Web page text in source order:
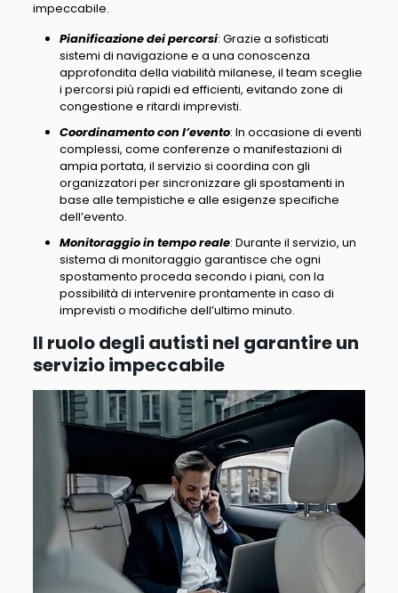
impeccabile.
Pianificazione dei percorsi: Grazie a sofisticati
sistemi di navigazione e a una conoscenza
approfondita della viabilità milanese, il team sceglie
i percorsi più rapidi ed efficienti, evitando zone di
congestione e ritardi imprevisti.
Coordinamento con l’evento: In occasione di eventi
complessi, come conferenze o manifestazioni di
ampia portata, il servizio si coordina con gli
organizzatori per sincronizzare gli spostamenti in
base alle tempistiche e alle esigenze specifiche
dell’evento.
Monitoraggio in tempo reale: Durante il servizio, un
sistema di monitoraggio garantisce che ogni
spostamento proceda secondo i piani, con la
possibilità di intervenire prontamente in caso di
imprevisti o modifiche dell’ultimo minuto.
Il ruolo degli autisti nel garantire un
servizio impeccabile